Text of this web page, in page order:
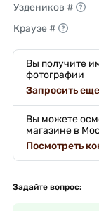
Уздеников #
Краузе #
Вы получите
фотографии
Запросить
Вы можете
магазине в
Посмотреть
Задайте вопрос: